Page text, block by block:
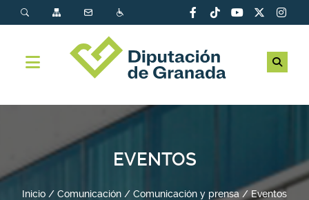
EVENTOS
Inicio Comunicación Comunicación y prensa Eventos